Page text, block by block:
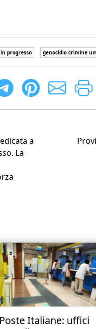
progresso genocidio crimine
a
La
Poste Italiane: uffici